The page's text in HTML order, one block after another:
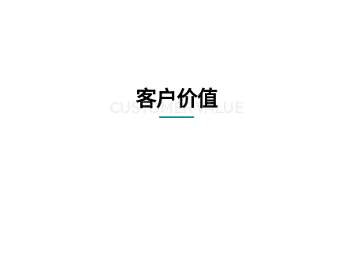
客户价值
CUSTOMER VALUE